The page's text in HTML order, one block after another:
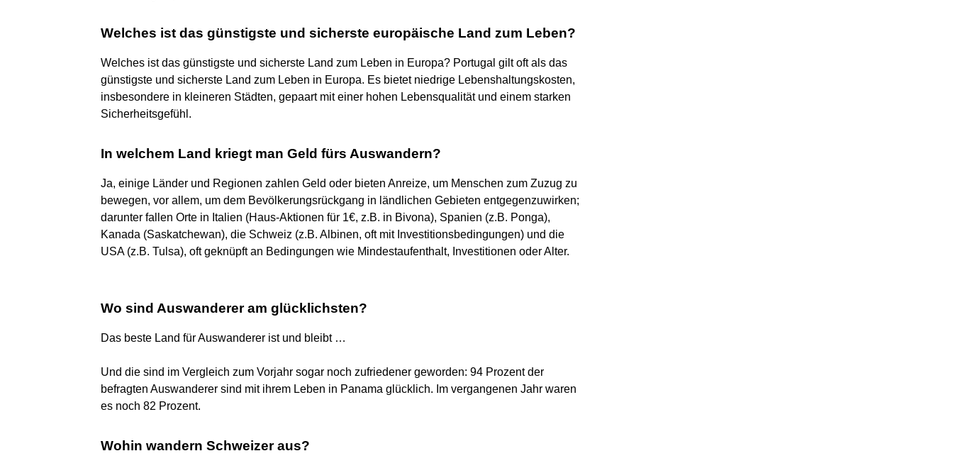
Welches ist das günstigste und sicherste europäische Land zum Leben?
Welches ist das günstigste und sicherste Land zum Leben in Europa? Portugal gilt oft als das
günstigste und sicherste Land zum Leben in Europa. Es bietet niedrige Lebenshaltungskosten,
insbesondere in kleineren Städten, gepaart mit einer hohen Lebensqualität und einem starken
Sicherheitsgefühl.
In welchem Land kriegt man Geld fürs Auswandern?
Ja, einige Länder und Regionen zahlen Geld oder bieten Anreize, um Menschen zum Zuzug zu
bewegen, vor allem, um dem Bevölkerungsrückgang in ländlichen Gebieten entgegenzuwirken;
darunter fallen Orte in Italien (Haus-Aktionen für 1€, z.B. in Bivona), Spanien (z.B. Ponga),
Kanada (Saskatchewan), die Schweiz (z.B. Albinen, oft mit Investitionsbedingungen) und die
USA (z.B. Tulsa), oft geknüpft an Bedingungen wie Mindestaufenthalt, Investitionen oder Alter.
Wo sind Auswanderer am glücklichsten?
Das beste Land für Auswanderer ist und bleibt …
Und die sind im Vergleich zum Vorjahr sogar noch zufriedener geworden: 94 Prozent der
befragten Auswanderer sind mit ihrem Leben in Panama glücklich. Im vergangenen Jahr waren
es noch 82 Prozent.
Wohin wandern Schweizer aus?